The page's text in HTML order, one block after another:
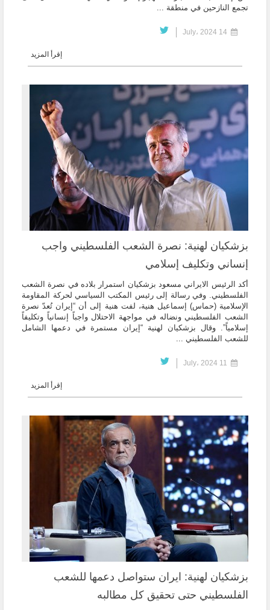
تجمع النازحين في منطقة ...
إقرأ المزيد
بزشكيان لهنية: نصرة الشعب الفلسطيني واجب
إنساني وتكليف إسلامي
أكد الرئيس الايراني مسعود بزشكيان استمرار بلاده في نصرة الشعب
الفلسطيني. وفي رسالة إلى رئيس المكتب السياسي لحركة المقاومة
الإسلامية (حماس) إسماعيل هنية، لفت هنية إلى أن “إيران تُعدّ نصرة
الشعب الفلسطيني ونضاله في مواجهة الاحتلال واجباً إنسانياً وتكليفاً
إسلامياً”. وقال بزشكيان لهنية “إيران مستمرة في دعمها الشامل
للشعب الفلسطيني ...
إقرأ المزيد
بزشكيان لهنية: ايران ستواصل دعمها للشعب
الفلسطيني حتى تحقيق كل مطالبه